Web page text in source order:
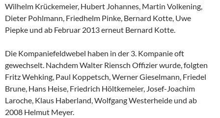
Wilhelm Krückemeier, Hubert Johannes, Martin Volkening,
Dieter Pohlmann, Friedhelm Pinke, Bernard Kotte, Uwe
Piepke und ab Februar 2013 erneut Bernard Kotte.
Die Kompaniefeldwebel haben in der 3. Kompanie oft
gewechselt. Nachdem Walter Riensch Offizier wurde, folgten
Fritz Wehking, Paul Koppetsch, Werner Gieselmann, Friedel
Brune, Hans Heise, Friedrich Höltkemeier, Josef-Joachim
Laroche, Klaus Haberland, Wolfgang Westerheide und ab
2008 Helmut Meyer.